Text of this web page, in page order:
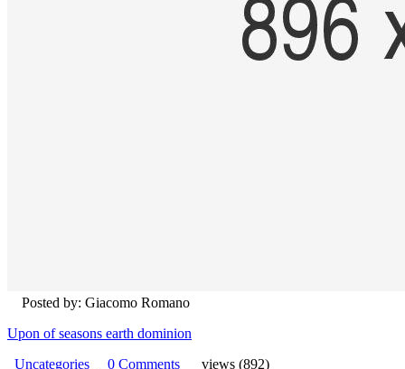
Posted by: Giacomo Romano
Upon of seasons earth dominion
Uncategories
0 Comments
views (892)